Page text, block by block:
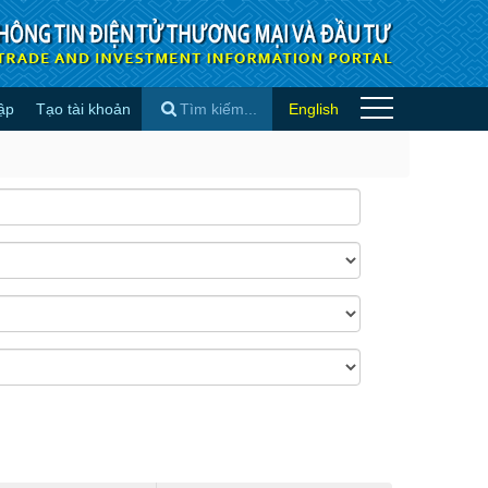
Tạo tài khoản English